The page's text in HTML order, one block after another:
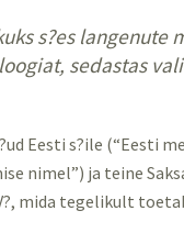
s?es langenute
sedastas
Eesti s?ile (“Eesti
nimel”) ja teine
mida tegelikult